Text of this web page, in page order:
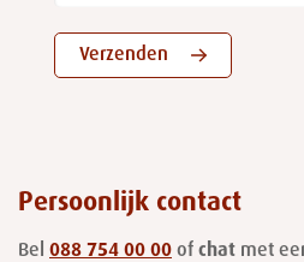
Verzenden
Persoonlijk contact
Bel 088 754 00 00 of chat met